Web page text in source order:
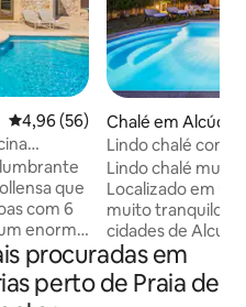
Classificação média de 4,96
4,96 (56)
que
com 6
enorme
grande
Chalé em Alcúdia
Lindo chalé com
Wi-Fi
Lindo chalé
Localizado em
muito tranquilo e
cidades de Alcudia e
famílias com e
que gostam de
bicicleta. Tem tudo o que você precisa
procuradas em
perto de Praia de